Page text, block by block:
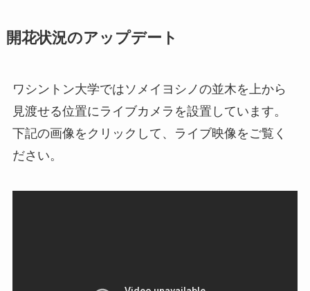
開花状況のアップデート
ワシントン大学ではソメイヨシノの並木を上から
見渡せる位置にライブカメラを設置しています。
下記の画像をクリックして、ライブ映像をご覧く
ださい。